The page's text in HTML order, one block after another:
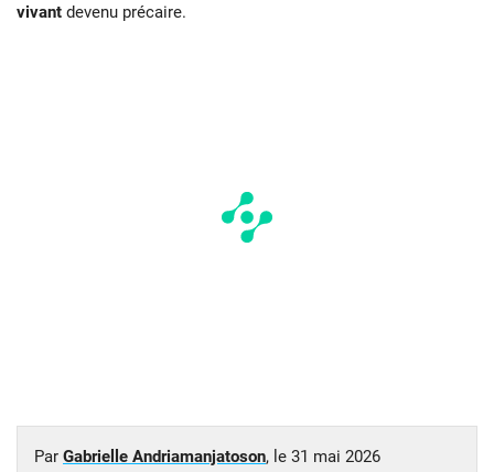
vivant devenu précaire.
Par Gabrielle Andriamanjatoson, le 31 mai 2026